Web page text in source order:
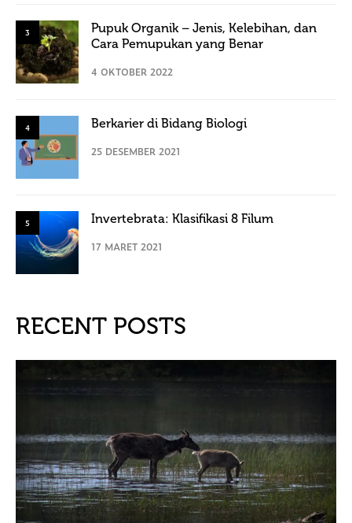
3
Pupuk Organik – Jenis, Kelebihan, dan
Cara Pemupukan yang Benar
4 OKTOBER 2022
4 Berkarier di Bidang Biologi
25 DESEMBER 2021
5 Invertebrata: Klasifikasi 8 Filum
17 MARET 2021
RECENT POSTS